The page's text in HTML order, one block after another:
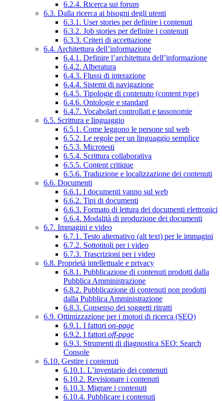
6.2.4. Ricerca sui forum
6.3. Dalla ricerca ai bisogni degli utenti
6.3.1. User stories per definire i contenuti
6.3.2. Job stories per definire i contenuti
6.3.3. Criteri di accettazione
6.4. Architettura dell’informazione
6.4.1. Definire l’architettura dell’informazione
6.4.2. Alberatura
6.4.3. Flussi di interazione
6.4.4. Sistemi di navigazione
6.4.5. Tipologie di contenuto (content type)
6.4.6. Ontologie e standard
6.4.7. Vocabolari controllati e tassonomie
6.5. Scrittura e linguaggio
6.5.1. Come leggono le persone sul web
6.5.2. Le regole per un linguaggio semplice
6.5.3. Microtesti
6.5.4. Scrittura collaborativa
6.5.5. Content critique
6.5.6. Traduzione e localizzazione dei contenuti
6.6. Documenti
6.6.1. I documenti vanno sul web
6.6.2. Tipi di documenti
6.6.3. Formato di lettura dei documenti elettronici
6.6.4. Modalità di produzione dei documenti
6.7. Immagini e video
6.7.1. Testo alternativo (alt text) per le immagini
6.7.2. Sottotitoli per i video
6.7.3. Trascrizioni per i video
6.8. Proprietà intellettuale e privacy
6.8.1. Pubblicazione di contenuti prodotti dalla
Pubblica Amministrazione
6.8.2. Pubblicazione di contenuti non prodotti
dalla Pubblica Amministrazione
6.8.3. Consenso dei soggetti ritratti
6.9. Ottimizzazione per i motori di ricerca (SEO)
6.9.1. I fattori on-page
6.9.2. I fattori off-page
6.9.3. Strumenti di diagnostica SEO: Search
Console
6.10. Gestire i contenuti
6.10.1. L’inventario dei contenuti
6.10.2. Revisionare i contenuti
6.10.3. Migrare i contenuti
6.10.4. Pubblicare i contenuti